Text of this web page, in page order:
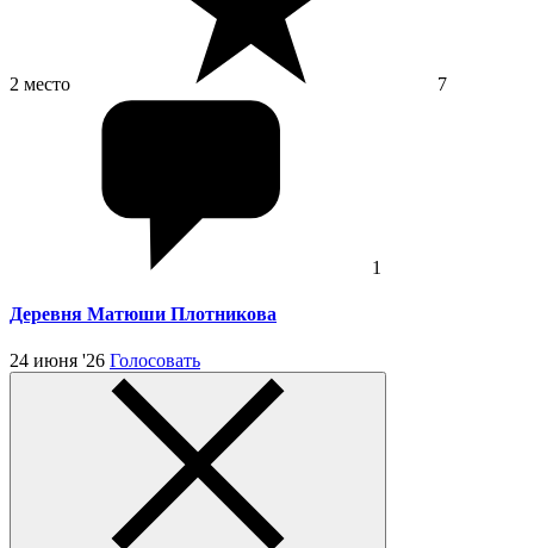
2 место 7
1
Деревня Матюши Плотникова
24 июня '26 Голосовать